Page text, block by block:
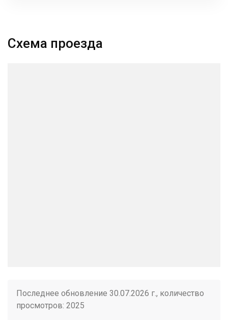
Схема проезда
Последнее обновление 30.07.2026 г., количество
просмотров: 2025